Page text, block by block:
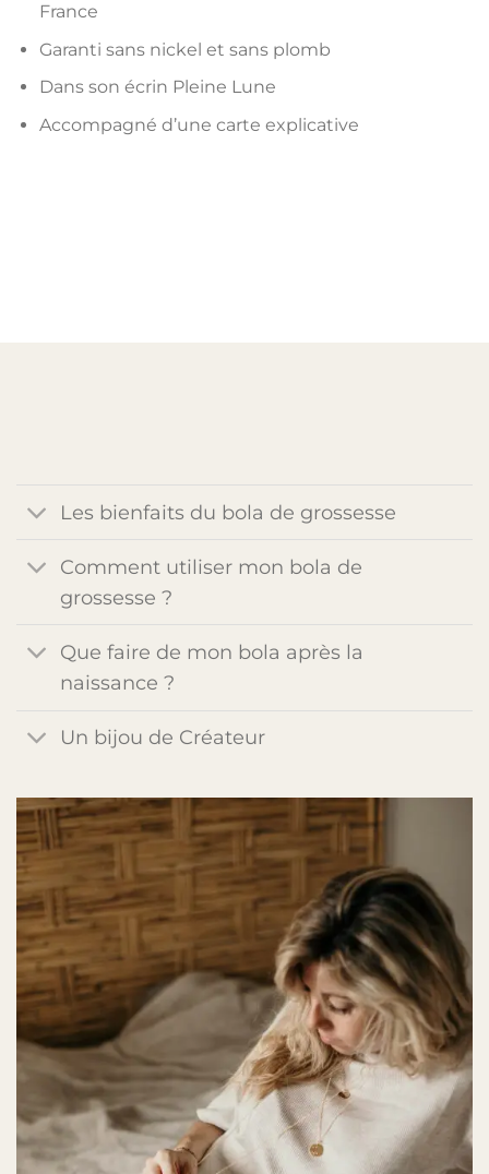
France
Garanti sans nickel et sans plomb
Dans son écrin Pleine Lune
Accompagné d’une carte explicative
Les bienfaits du bola de grossesse
Comment utiliser mon bola de
grossesse ?
Que faire de mon bola après la
naissance ?
Un bijou de Créateur